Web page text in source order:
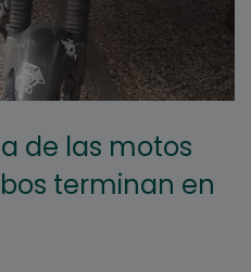
de las motos
terminan en